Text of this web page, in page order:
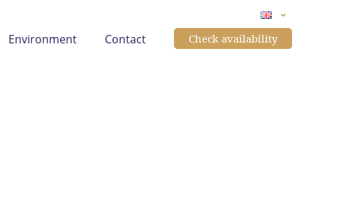
Environment Contact Check availability